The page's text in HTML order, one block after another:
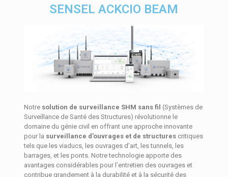
SENSEL ACKCIO BEAM
Notre solution de surveillance SHM sans fil (Systèmes de
Surveillance de Santé des Structures) révolutionne le
domaine du génie civil en offrant une approche innovante
pour la surveillance d’ouvrages et de structurescritiques
tels que les viaducs, les ouvrages d’art, les tunnels, les
barrages, et les ponts. Notre technologie apporte des
avantages considérables pour l’entretien des ouvrages et
contribue grandement à la durabilité et à la sécurité des